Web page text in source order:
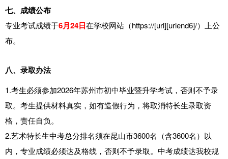
七、 成绩公布
专业考试成绩于6月24日在学校网站（https://[url][urlend6]/）上公
布。
八、 录取办法
1.考生必须参加2026年苏州市初中毕业暨升学考试，否则不予录
取。考生提供材料真实，如有造假行为，将取消特长生录取资
格，责任自负。
2.艺术特长生中考总分排名须在昆山市3600名（含3600名）以
内，专业成绩必须达及格线，否则不予录取。中考成绩达我校规